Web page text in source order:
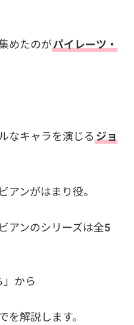
めたのがパイレーツ・
なキャラを演じるジョ
アンがはまり役。
アンのシリーズは全5
から
解説します。